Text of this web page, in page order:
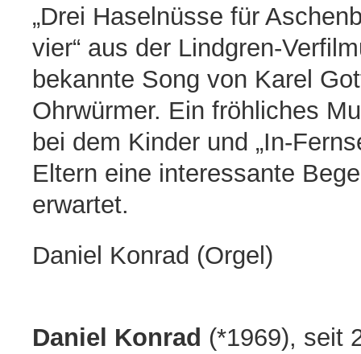
„Drei Haselnüsse für
vier“ aus der Lindgren-
bekannte Song von Karel
Ohrwürmer. Ein fröhliches
bei dem Kinder und „In-
Eltern eine interessante
erwartet.
Daniel Konrad (Orgel)
Daniel Konrad (*1969), seit